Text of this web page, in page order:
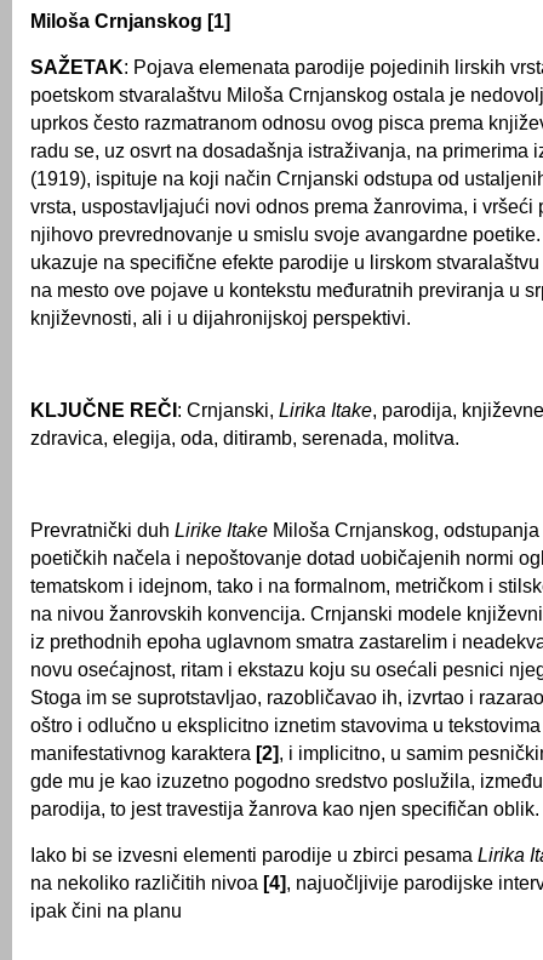
Miloša Crnjanskog [1]
SAŽETAK: Pojava elemenata parodije pojedinih lirskih
poetskom stvaralaštvu Miloša Crnjanskog ostala je
uprkos često razmatranom odnosu ovog pisca prema
radu se, uz osvrt na dosadašnja istraživanja, na primerima
(1919), ispituje na koji način Crnjanski odstupa od
vrsta, uspostavljajući novi odnos prema žanrovima, i vršeći
njihovo prevrednovanje u smislu svoje avangardne
ukazuje na specifične efekte parodije u lirskom
na mesto ove pojave u kontekstu međuratnih previranja u
književnosti, ali i u dijahronijskoj perspektivi.
KLJUČNE REČI: Crnjanski, Lirika Itake, parodija,
zdravica, elegija, oda, ditiramb, serenada, molitva.
Prevratnički duh Lirike Itake Miloša Crnjanskog,
poetičkih načela i nepoštovanje dotad uobičajenih normi
tematskom i idejnom, tako i na formalnom, metričkom i
na nivou žanrovskih konvencija. Crnjanski modele
iz prethodnih epoha uglavnom smatra zastarelim i
novu osećajnost, ritam i ekstazu koju su osećali pesnici
Stoga im se suprotstavljao, razobličavao ih, izvrtao i
oštro i odlučno u eksplicitno iznetim stavovima u
manifestativnog karaktera [2], i implicitno, u samim
gde mu je kao izuzetno pogodno sredstvo poslužila,
parodija, to jest travestija žanrova kao njen specifičan oblik.
Iako bi se izvesni elementi parodije u zbirci pesama Lirika
na nekoliko različitih nivoa [4], najuočljivije parodijske
ipak čini na planu